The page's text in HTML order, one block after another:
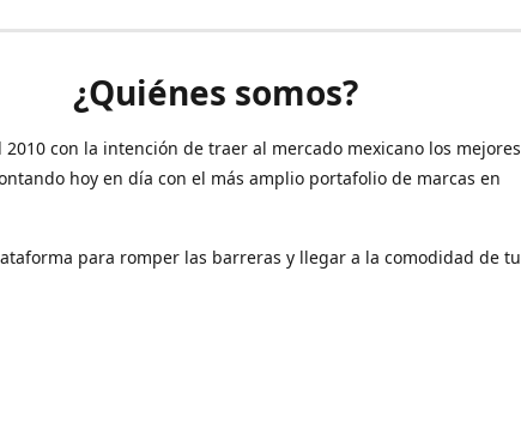
¿Quiénes somos?
2010 con la intención de traer al mercado mexicano los mejores
hoy en día con el más amplio portafolio de marcas en
para romper las barreras y llegar a la comodidad de tu